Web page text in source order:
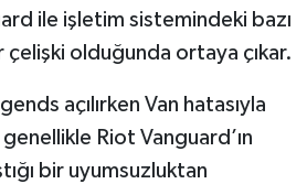
ile işletim sistemindeki bazı
çelişki olduğunda ortaya çıkar.
açılırken Van hatasıyla
genellikle Riot Vanguard’ın
bir uyumsuzluktan